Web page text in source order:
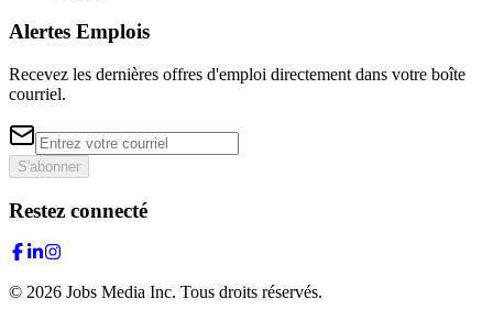
Alertes Emplois
Recevez les dernières offres d'emploi directement dans votre boîte
courriel.
S'abonner
Restez connecté
© 2026 Jobs Media Inc. Tous droits réservés.